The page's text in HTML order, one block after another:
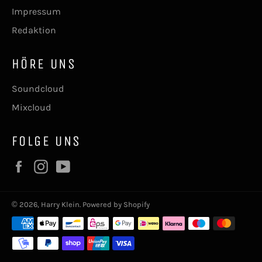
Impressum
Redaktion
HÖRE UNS
Soundcloud
Mixcloud
FOLGE UNS
FacebookInstagram
© 2026, Harry Klein. Powered by Shopify
Zahlungsmethoden